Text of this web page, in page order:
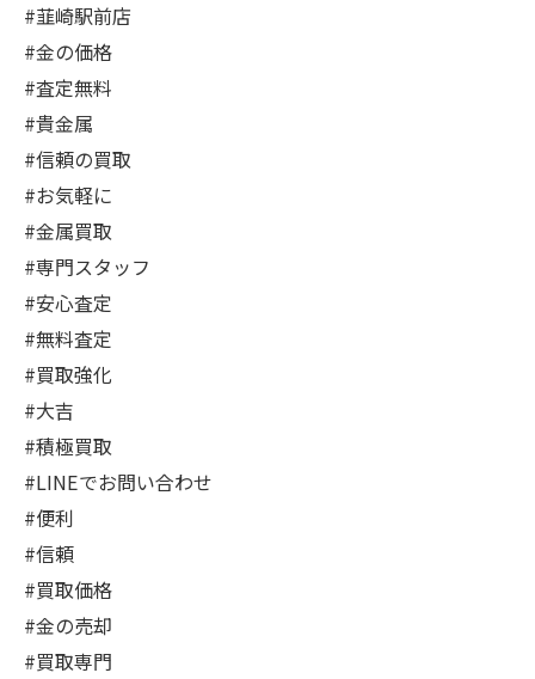
#韮崎駅前店
#金の価格
#査定無料
#貴金属
#信頼の買取
#お気軽に
#金属買取
#専門スタッフ
#安心査定
#無料査定
#買取強化
#大吉
#積極買取
#LINEでお問い合わせ
#便利
#信頼
#買取価格
#金の売却
#買取専門